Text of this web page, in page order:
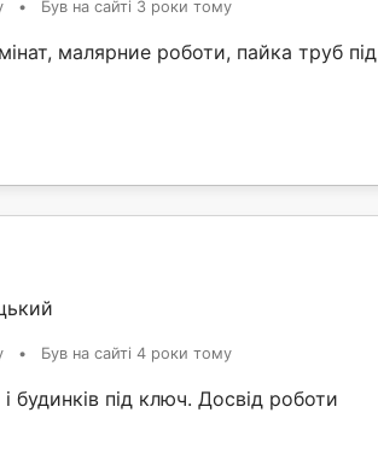
• Був на сайті 3 роки тому
малярние роботи, пайка труб під
• Був на сайті 4 роки тому
будинків під ключ. Досвід роботи